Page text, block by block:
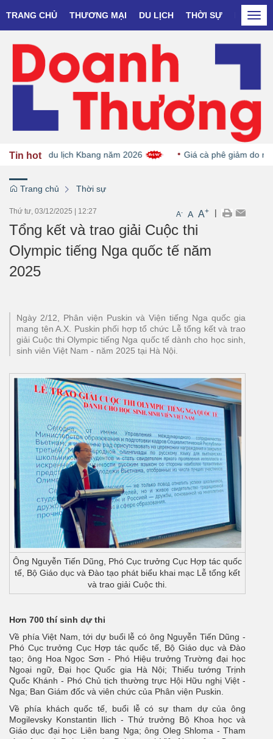
TRANG CHỦ THƯƠNG MẠI DU LỊCH THỜI SỰ DOANH
Tin hot
hội du lịch Kbang năm 2026 Giá cà phê giảm do nguồn
Trang chủ Thời sự
Thứ tư, 03/12/2025 12:27 A- A A+ |
Tổng kết và trao giải Cuộc thi
Olympiс tiếng Nga quốc tế năm
2025
Ngày 2/12, Phân viện Puskin và Viện tiếng Nga quốc gia
mang tên A.X. Puskin phối hợp tổ chức Lễ tổng kết và trao
giải Cuộc thi Olympiс tiếng Nga quốc tế dành cho học sinh,
sinh viên Việt Nam - năm 2025 tại Hà Nội.
Ông Nguyễn Tiến Dũng, Phó Cục trưởng Cục Hợp tác quốc
tế, Bộ Giáo dục và Đào tạo phát biểu khai mạc Lễ tổng kết
và trao giải Cuộc thi.
Hơn 700 thí sinh dự thi
Về phía Việt Nam, tới dự buổi lễ có ông Nguyễn Tiến Dũng -
Phó Cục trưởng Cục Hợp tác quốc tế, Bộ Giáo dục và Đào
tạo; ông Hoa Ngọc Sơn - Phó Hiệu trưởng Trường đại học
Ngoại ngữ, Đại học Quốc gia Hà Nội; Thiếu tướng Trịnh
Quốc Khánh - Phó Chủ tịch thường trực Hội Hữu nghị Việt -
Nga; Ban Giám đốc và viên chức của Phân viện Puskin.
Về phía khách quốc tế, buổi lễ có sự tham dự của ông
Mogilevsky Konstantin Ilich - Thứ trưởng Bộ Khoa học và
Giáo dục đại học Liên bang Nga; ông Oleg Shloma - Tham